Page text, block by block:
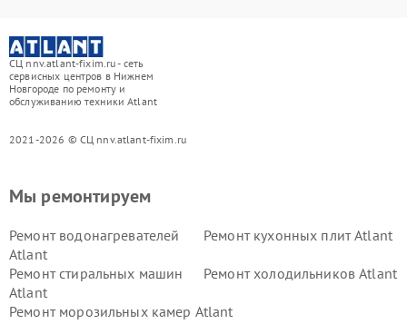
СЦ nnv.atlant-fixim.ru - сеть
сервисных центров в Нижнем
Новгороде по ремонту и
обслуживанию техники Atlant
2021-2026 © СЦ nnv.atlant-fixim.ru
Мы ремонтируем
Ремонт водонагревателей
Atlant
Ремонт кухонных плит Atlant
Ремонт стиральных машин
Atlant
Ремонт холодильников Atlant
Ремонт морозильных камер Atlant